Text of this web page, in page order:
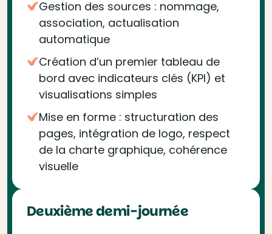
Gestion des sources : nommage,
association, actualisation
automatique
Création d’un premier tableau de
bord avec indicateurs clés (KPI) et
visualisations simples
Mise en forme : structuration des
pages, intégration de logo, respect
de la charte graphique, cohérence
visuelle
Deuxième demi-journée